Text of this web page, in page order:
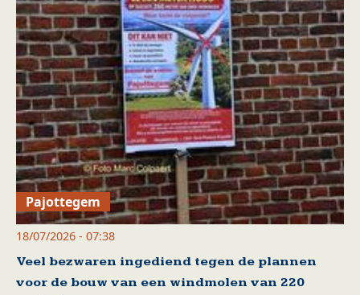
Pajottegem
18/07/2026 - 07:38
Veel bezwaren ingediend tegen de plannen
voor de bouw van een windmolen van 220